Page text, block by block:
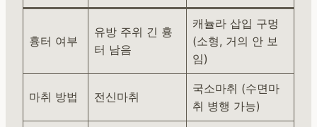
흉터 여부
유방 주위 긴 흉
터 남음
캐뉼라 삽입 구멍
(소형, 거의 안 보
임)
마취 방법 전신마취
국소마취 (수면마
취 병행 가능)